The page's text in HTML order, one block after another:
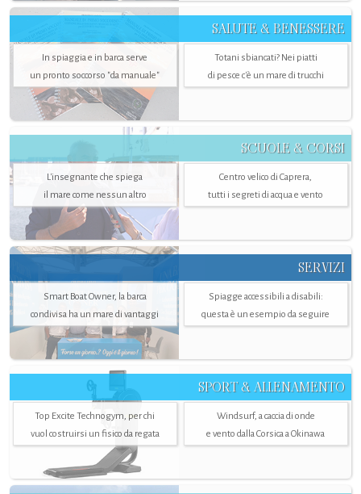
SALUTE & BENESSERE
In spiaggia e in barca serve
un pronto soccorso "da manuale"
Totani sbiancati? Nei piatti
di pesce c'è un mare di trucchi
SCUOLE & CORSI
L'insegnante che spiega
il mare come nessun altro
Centro velico di Caprera,
tutti i segreti di acqua e vento
SERVIZI
Smart Boat Owner, la barca
condivisa ha un mare di vantaggi
Spiagge accessibili a disabili:
questa è un esempio da seguire
SPORT & ALLENAMENTO
Top Excite Technogym, per chi
vuol costruirsi un fisico da regata
Windsurf, a caccia di onde
e vento dalla Corsica a Okinawa